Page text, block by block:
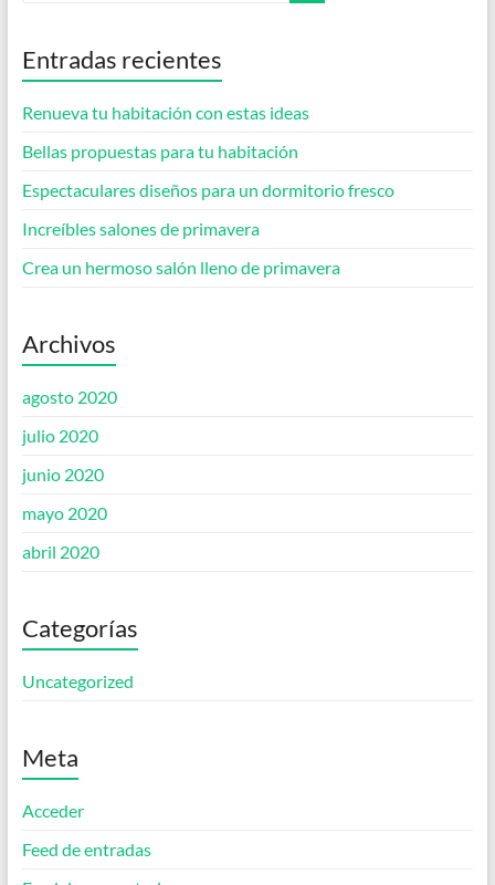
Entradas recientes
Renueva tu habitación con estas ideas
Bellas propuestas para tu habitación
Espectaculares diseños para un dormitorio fresco
Increíbles salones de primavera
Crea un hermoso salón lleno de primavera
Archivos
agosto 2020
julio 2020
junio 2020
mayo 2020
abril 2020
Categorías
Uncategorized
Meta
Acceder
Feed de entradas